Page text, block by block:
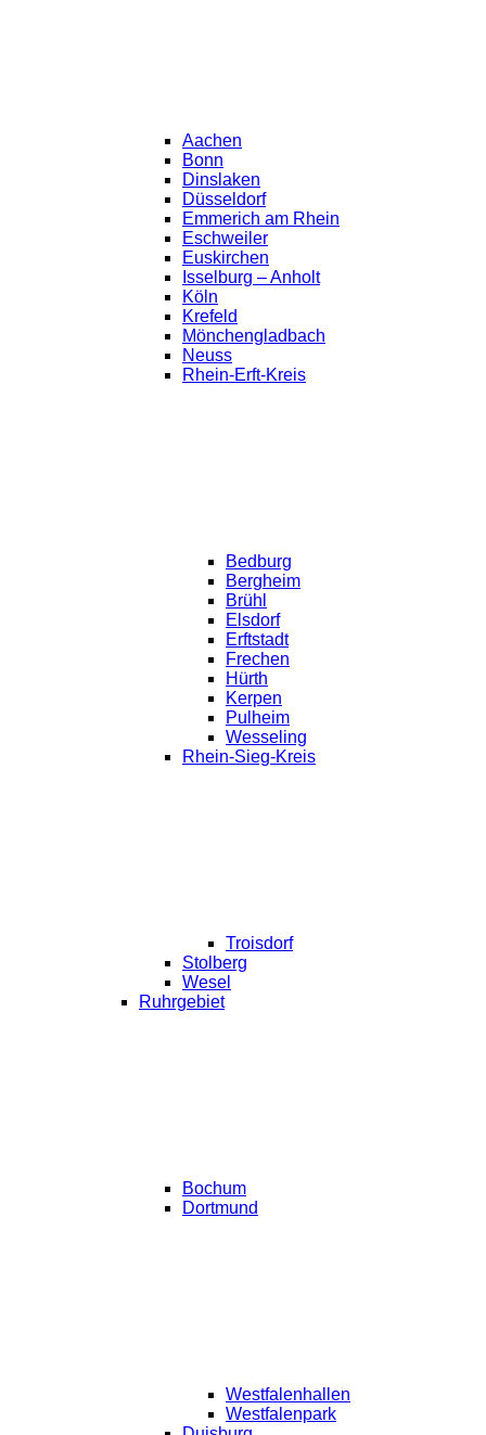
Aachen
Bonn
Dinslaken
Düsseldorf
Emmerich am Rhein
Eschweiler
Euskirchen
Isselburg – Anholt
Köln
Krefeld
Mönchengladbach
Neuss
Rhein-Erft-Kreis
Bedburg
Bergheim
Brühl
Elsdorf
Erftstadt
Frechen
Hürth
Kerpen
Pulheim
Wesseling
Rhein-Sieg-Kreis
Troisdorf
Stolberg
Wesel
Ruhrgebiet
Bochum
Dortmund
Westfalenhallen
Westfalenpark